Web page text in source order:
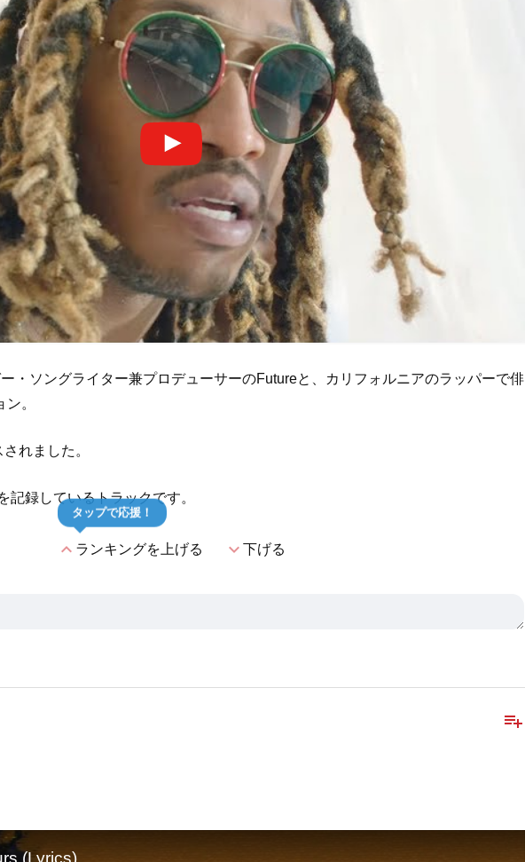
・ソングライター兼プロデューサーのFutureと、カリフォルニアのラッパーで俳
。
れました。
記録しているトラックです。
expand_lessランキングを上げる
タップで応援！
expand_more下げる
playlist_add
(Lyrics)